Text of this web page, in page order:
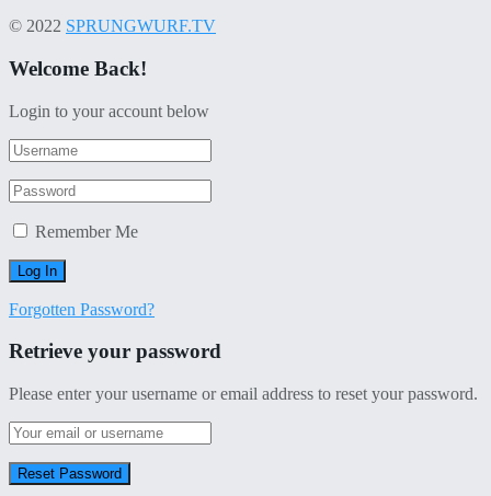
© 2022 SPRUNGWURF.TV
Welcome Back!
Login to your account below
Remember Me
Forgotten Password?
Retrieve your password
Please enter your username or email address to reset your password.